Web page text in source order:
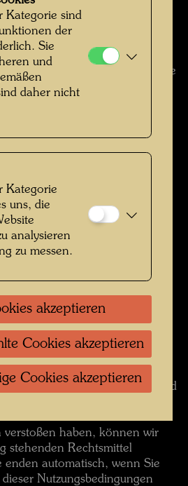
Privatstiftung bildet
Veröffentlichung oder einer
Hinweis, der dort zum
und die Hundertwasser
lehnt ausdrücklich jegliche
mit Ihrer Veröffentlichung
UND
in jeder
Sie, dass die
werden. Sie
Gemeinnützige
halten und zu schützen in
Rechtsstreit, Kosten,
(inklusive Anwaltskosten),
Verlusten und Schäden,
www.hundertwasser.com
von www.hundertwasser.com
Ihren Zugang zu
jederzeit und aus jedem Grund
Wenn wir den Verdacht haben,
der
verstoßen haben, können wir
stehenden Rechtsmittel
enden automatisch, wenn Sie
Nutzungsbedingungen
Kategorie sind
der
Sie
und
daher nicht
Kategorie
uns, die
analysieren
zu messen.
akzeptieren
Cookies akzeptieren
Cookies akzeptieren